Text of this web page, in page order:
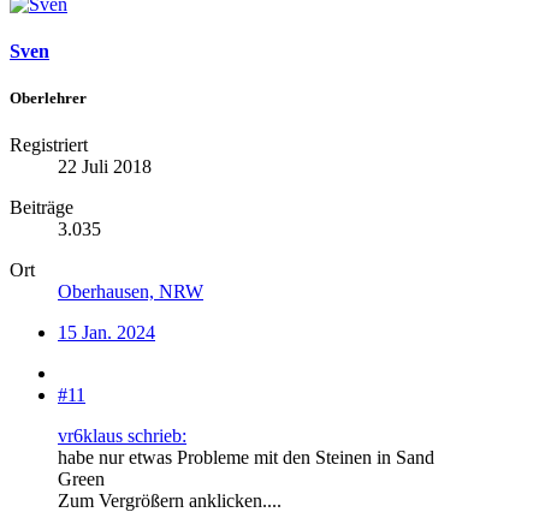
Sven
Oberlehrer
Registriert
22 Juli 2018
Beiträge
3.035
Ort
Oberhausen, NRW
15 Jan. 2024
#11
vr6klaus schrieb:
habe nur etwas Probleme mit den Steinen in Sand
Green
Zum Vergrößern anklicken....